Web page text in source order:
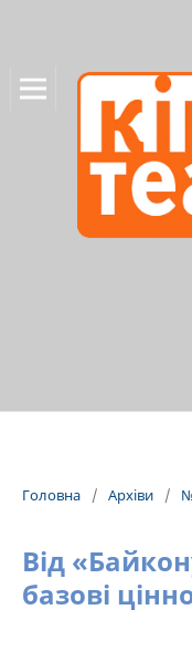
Головна / Архіви /
Від
базові